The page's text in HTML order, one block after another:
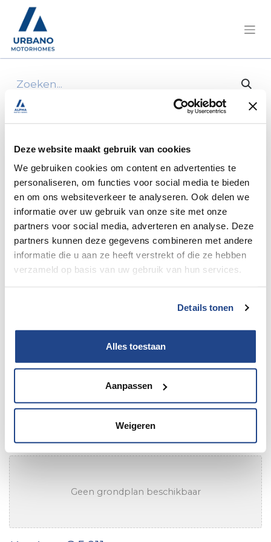
Deze website maakt gebruik van cookies
We gebruiken cookies om content en advertenties te
personaliseren, om functies voor social media te bieden
en om ons websiteverkeer te analyseren. Ook delen we
informatie over uw gebruik van onze site met onze
partners voor social media, adverteren en analyse. Deze
partners kunnen deze gegevens combineren met andere
informatie die u aan ze heeft verstrekt of die ze hebben
verzameld op basis van uw gebruik van hun services.
Details tonen
Alles toestaan
Aanpassen
Weigeren
Alle producten
Chausson/650 Etape Line Ford 165Pk
Chausson/650 Etape Line Ford
165Pk automaat/2CBZ280
Geen grondplan beschikbaar